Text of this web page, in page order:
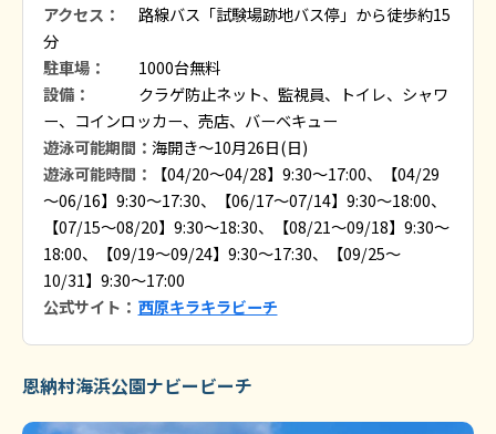
アクセス：
路線バス「試験場跡地バス停」から徒歩約15
分
駐車場：
1000台無料
設備：
クラゲ防止ネット、監視員、トイレ、シャワ
ー、コインロッカー、売店、バーベキュー
遊泳可能期間： 海開き～10月26日(日)
遊泳可能時間：
【04/20～04/28】9:30～17:00、【04/29
～06/16】9:30～17:30、【06/17～07/14】9:30～18:00、
【07/15～08/20】9:30～18:30、【08/21～09/18】9:30～
18:00、【09/19～09/24】9:30～17:30、【09/25～
10/31】9:30～17:00
公式サイト： 西原キラキラビーチ
恩納村海浜公園ナビービーチ